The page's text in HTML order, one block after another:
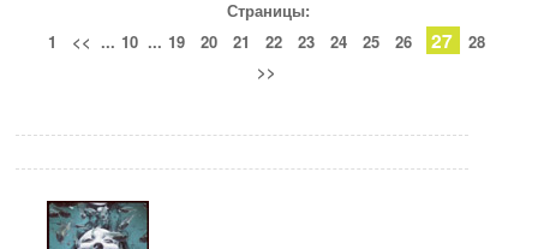
Страницы:
1
<< ... 10 ... 19 20 21 22 23 24 25 26 27
28
>>